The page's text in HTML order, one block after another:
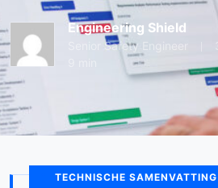
Engineering Shield
Senior Safety Engineer
TECHNISCHE SAMENVATTING